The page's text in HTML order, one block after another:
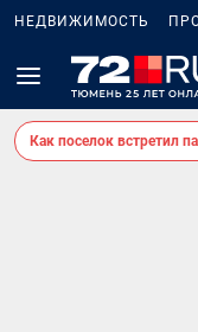
НЕДВИЖИМОСТЬ
Как поселок встретил